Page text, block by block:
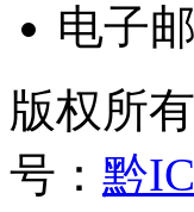
电子
版权所有
号： 黔